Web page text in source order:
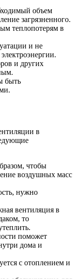
объем
загрязненного.
теплопотерям в
и не
и других
быть
в
чтобы
воздушных масс
нужно
вентиляция в
, то
поможет
дома и
с отоплением и